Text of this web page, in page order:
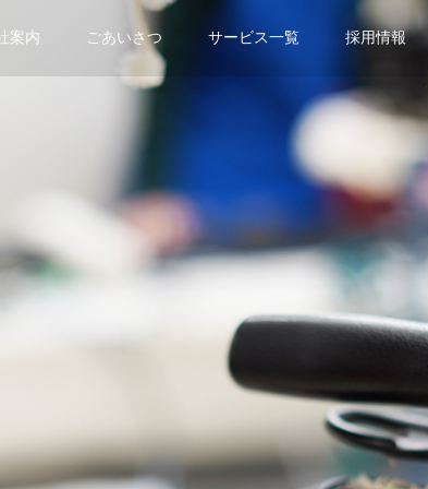
案内 ごあいさつ サービス一覧 採用情報